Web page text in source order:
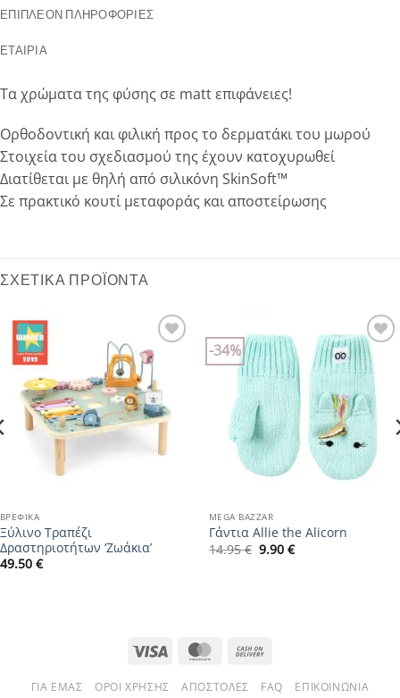
ΕΠΙΠΛΈΟΝ ΠΛΗΡΟΦΟΡΊΕΣ
ΕΤΑΙΡΊΑ
Τα χρώματα της φύσης σε matt επιφάνειες!
Ορθοδοντική και φιλική προς το δερματάκι του μωρού
Στοιχεία του σχεδιασμού της έχουν κατοχυρωθεί
Διατίθεται με θηλή από σιλικόνη SkinSoft™
Σε πρακτικό κουτί μεταφοράς και αποστείρωσης
ΣΧΕΤΙΚΆ ΠΡΟΪΌΝΤΑ
Add to
wishlist
ΒΡΕΦΙΚΆ
Ξύλινο Τραπέζι
Δραστηριοτήτων ‘Ζωάκια’
49.50 €
-34%
Add to
wishlist
MEGA BAZZAR
Γάντια Allie the Alicorn
14.95€ Original
price
9.90 €Η
τρέχουσα
Visa MasterCard
Delivery
ΓΙΑ ΕΜΆΣ ΌΡΟΙ ΧΡΉΣΗΣ ΑΠΟΣΤΟΛΈΣ FAQ ΕΠΙΚΟΙΝΩΝΊΑ